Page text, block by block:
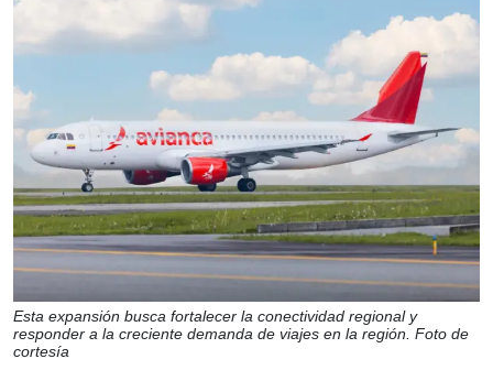
Esta expansión busca fortalecer la conectividad regional y
responder a la creciente demanda de viajes en la región. Foto de
cortesía